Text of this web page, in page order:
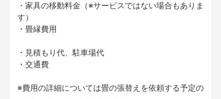
・家具の移動料金（※サービスではない場合もありま
す）
・畳縁費用
・見積もり代、駐車場代
・交通費
※費用の詳細については畳の張替えを依頼する予定の